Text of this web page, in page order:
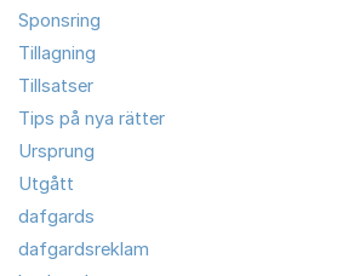
Sponsring
Tillagning
Tillsatser
Tips på nya rätter
Ursprung
Utgått
dafgards
dafgardsreklam